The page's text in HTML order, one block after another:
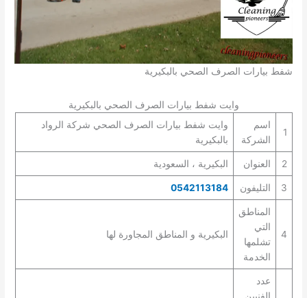
شفط بيارات الصرف الصحي بالبكيرية
وايت شفط بيارات الصرف الصحي بالبكيرية
1
اسم
الشركة
وايت شفط بيارات الصرف الصحي شركة الرواد
بالبكيرية
2 العنوان البكيرية ، السعودية
3 التليفون 0542113184
4
المناطق
التي
تشلمها
الخدمة
البكيرية و المناطق المجاورة لها
عدد